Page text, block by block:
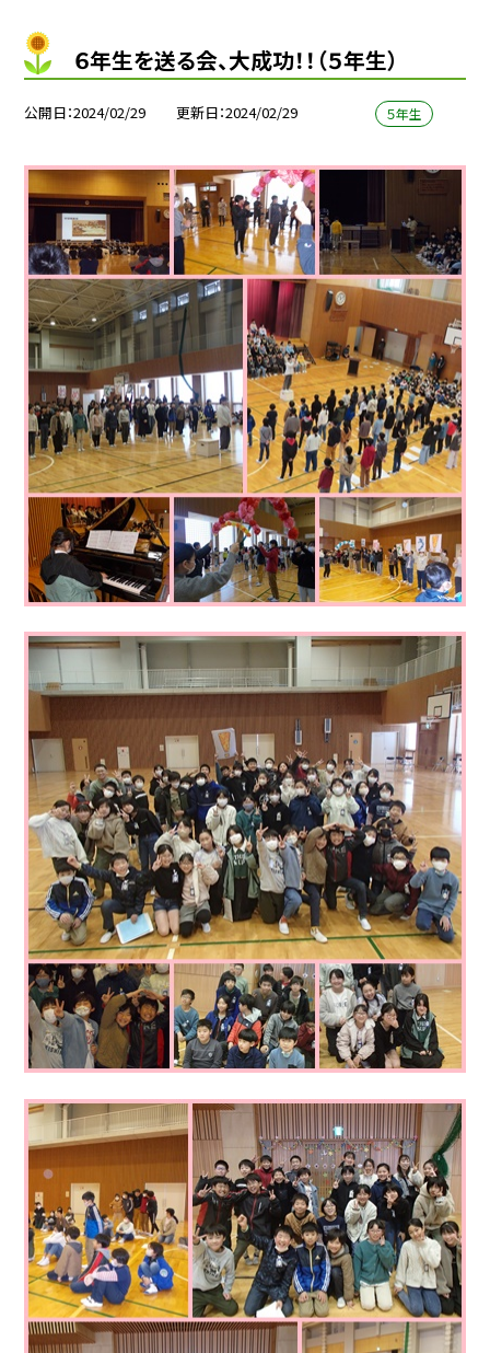
６年生を送る会、大成功！！（５年生）
公開日 2024/02/29 更新日 2024/02/29 ５年生